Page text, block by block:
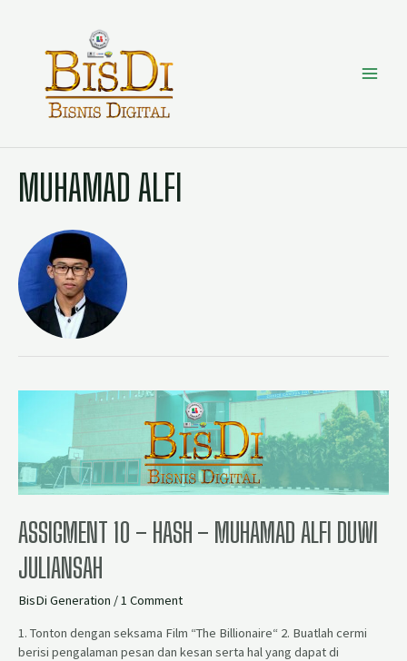
MUHAMAD ALFI
ASSIGMENT 10 – HASH – MUHAMAD ALFI DUWI
JULIANSAH
BisDi Generation /1 Comment
1. Tonton dengan seksama Film “The Billionaire“ 2. Buatlah cermi
berisi pengalaman pesan dan kesan serta hal yang dapat di